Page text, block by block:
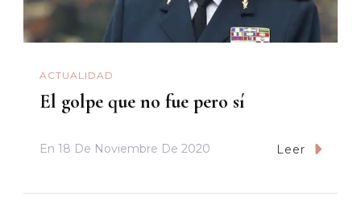
ACTUALIDAD
El golpe que no fue pero sí
En 18 De Noviembre De 2020 Leer